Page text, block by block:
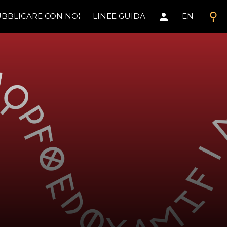
search
CON NOI LINEE GUIDA person EN